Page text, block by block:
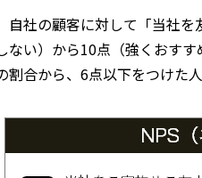
自社の顧客に対して「当社
ない）から10点（強くおす
割合から、6点以下をつけた